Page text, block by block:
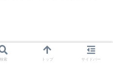
からお好きなものをお選
検索 トップ サイドバー